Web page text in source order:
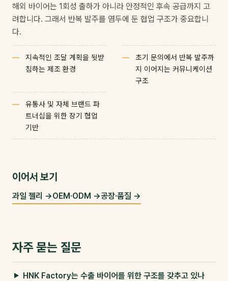
해외 바이어는 1회성 출하가 아니라 안정적인 후속 공급까지 고
려합니다. 그래서 반복 발주를 염두에 둔 협업 구조가 중요합니
다.
지속적인 조달 계획을 뒷받
침하는 제조 환경
초기 문의에서 반복 발주까
지 이어지는 커뮤니케이션
구조
유통사 및 자체 브랜드 파
트너십을 위한 장기 협업
기반
이어서 보기
과일 젤리 →OEM·ODM →공장·품질 →
자주 묻는 질문
HNK Factory는 수출 바이어를 위한 구조를 갖추고 있나